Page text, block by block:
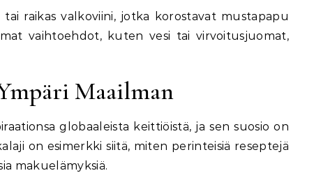
raikas valkoviini, jotka korostavat mustapapu
vaihtoehdot, kuten vesi tai virvoitusjuomat,
Maailman
globaaleista keittiöistä, ja sen suosio on
on esimerkki siitä, miten perinteisiä reseptejä
makuelämyksiä.